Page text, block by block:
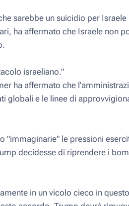
sarebbe un suicidio per
ha affermato che Israele non
israeliano."
ha affermato che
globali e le linee di
"immaginarie" le pressioni
decidesse di riprendere i
in un vicolo cieco in